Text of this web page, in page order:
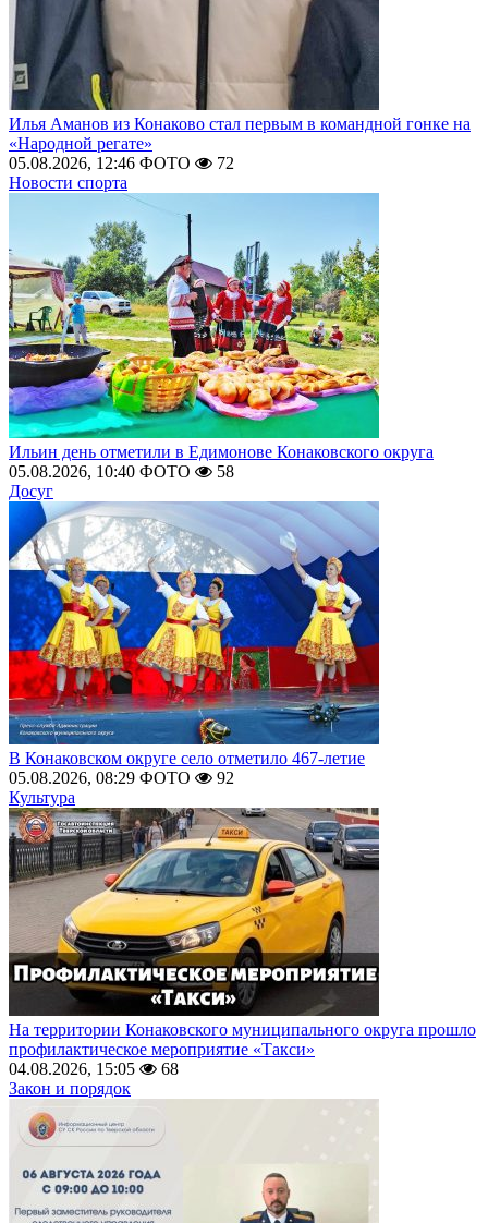
Илья Аманов из Конаково стал первым в командной гонке на
«Народной регате»
05.08.2026, 12:46 ФОТО
72
Новости спорта
Ильин день отметили в Едимонове Конаковского округа
05.08.2026, 10:40 ФОТО
58
Досуг
В Конаковском округе село отметило 467-летие
05.08.2026, 08:29 ФОТО
92
Культура
На территории Конаковского муниципального округа прошло
профилактическое мероприятие «Такси»
04.08.2026, 15:05
68
Закон и порядок